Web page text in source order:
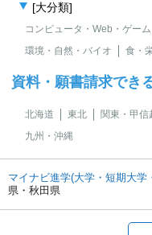
[大分類]
コンピュータ・Web・ゲーム
環境・自然・バイオ
食・
資料・願書請求でき
北海道 東北 関東・甲信
九州・沖縄
マイナビ進学(大学・短期大学
県・秋田県